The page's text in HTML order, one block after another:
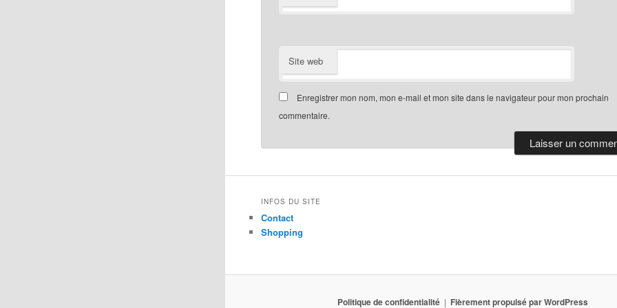
Site web
Enregistrer mon nom, mon e-mail et mon site dans le navigateur pour mon prochain
commentaire.
INFOS DU SITE
Contact
Shopping
Politique de confidentialité Fièrement propulsé par WordPress